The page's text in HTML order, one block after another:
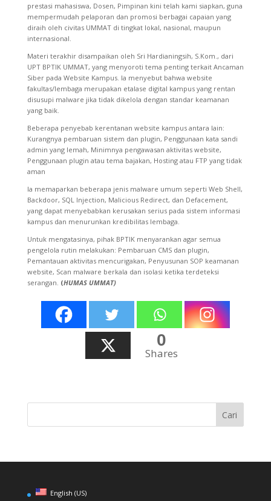
prestasi mahasiswa, Dosen, Pimpinan kini telah kami siapkan, guna
mempermudah pelaporan dan promosi berbagai capaian yang
diraih oleh civitas UMMAT di tingkat lokal, nasional, maupun
internasional.
Materi terakhir disampaikan oleh Sri Hardianingsih, S.Kom., dari
UPT BPTIK UMMAT, yang menyoroti tema penting terkait Ancaman
Siber pada Website Kampus. Ia menyebut bahwa website
fakultas/lembaga merupakan etalase digital kampus yang rentan
disusupi malware jika tidak dikelola dengan standar keamanan
yang baik.
Beberapa penyebab kerentanan website kampus antara lain:
Kurangnya pembaruan sistem dan plugin, Penggunaan kata sandi
admin yang lemah, Minimnya pengawasan aktivitas website,
Penggunaan plugin atau tema bajakan, Hosting atau FTP yang tidak
aman
Ia memaparkan beberapa jenis malware umum seperti Web Shell,
Backdoor, SQL Injection, Malicious Redirect, dan Defacement,
yang dapat menyebabkan kerusakan serius pada sistem informasi
kampus dan menurunkan kredibilitas lembaga.
Untuk mengatasinya, pihak BPTIK menyarankan agar semua
pengelola rutin melakukan: Pembaruan CMS dan plugin,
Pemantauan aktivitas mencurigakan, Penyusunan SOP keamanan
website, Scan malware berkala dan isolasi ketika terdeteksi
serangan. (HUMAS UMMAT)
0
Shares
English (US)